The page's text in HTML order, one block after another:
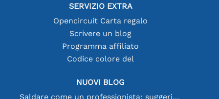
SERVIZIO EXTRA
Opencircuit Carta regalo
Scrivere un blog
Programma affiliato
Codice colore del
NUOVI BLOG
Saldare come un professionista: suggerimenti per connessioni elettroniche perfette